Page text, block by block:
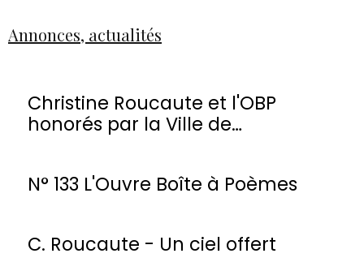
Annonces, actualités
Christine Roucaute et l'OBP
honorés par la Ville de
N° 133 L'Ouvre Boîte à Poèmes
C. Roucaute - Un ciel offert